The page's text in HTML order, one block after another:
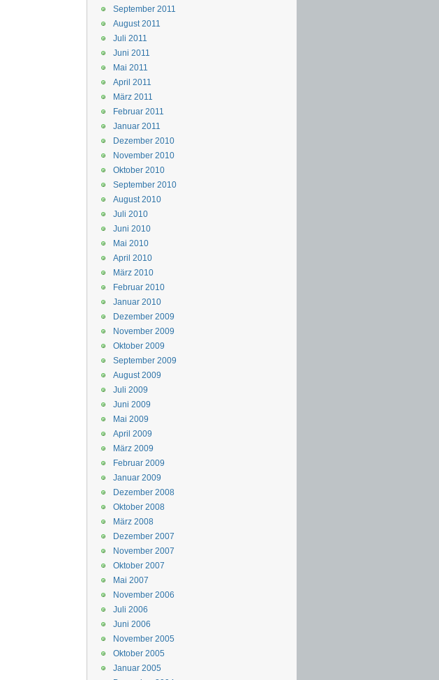
September 2011
August 2011
Juli 2011
Juni 2011
Mai 2011
April 2011
März 2011
Februar 2011
Januar 2011
Dezember 2010
November 2010
Oktober 2010
September 2010
August 2010
Juli 2010
Juni 2010
Mai 2010
April 2010
März 2010
Februar 2010
Januar 2010
Dezember 2009
November 2009
Oktober 2009
September 2009
August 2009
Juli 2009
Juni 2009
Mai 2009
April 2009
März 2009
Februar 2009
Januar 2009
Dezember 2008
Oktober 2008
März 2008
Dezember 2007
November 2007
Oktober 2007
Mai 2007
November 2006
Juli 2006
Juni 2006
November 2005
Oktober 2005
Januar 2005